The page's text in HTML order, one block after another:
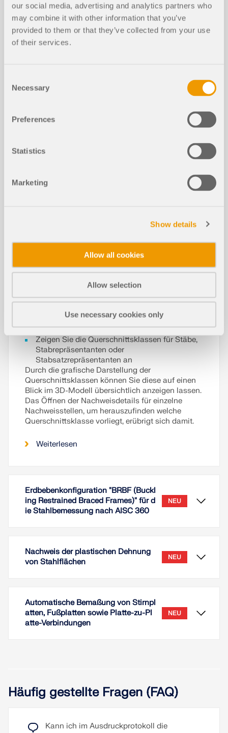
our social media, advertising and analytics partners who
may combine it with other information that you’ve
provided to them or that they’ve collected from your use
of their services.
Selection
Necessary
Preferences
Statistics
Marketing
Show details
Allow all cookies
Allow selection
Use necessary cookies only
Die Querschnittsklasse lässt sich als grafische
Dieses Feature ist für alle Bemessungsnormen der
Die Querschnittsklassifizierung erfolgt im Rahmen
hinweg variieren. Außerdem ist die
Querschnittsklasse abhängig von den
Dank verschiedener Darstellungsoptionen, können
Sie die grafische Ergebnisdarstellung der
Wählen Sie zwischen verschiedenen
Darstellungsarten ('Zweifarbig', 'Mit Diagramm',
'Ohne Diagramm', 'Querschnitt farbig')
als Umhüllende für alle Lastkombinationen oder
einzeln für eine ausgewählte Lastkombination
dar
Zeigen Sie die Querschnittsklassen für Stäbe,
Stabrepräsentanten oder
Stabsatzrepräsentanten an
Durch die grafische Darstellung der
Querschnittsklassen können Sie diese auf einen
Blick im 3D-Modell übersichtlich anzeigen lassen.
Das Öffnen der Nachweisdetails für einzelne
Nachweisstellen, um herauszufinden welche
Querschnittsklasse vorliegt, erübrigt sich damit.
Weiterlesen
Erdbebenkonfiguration "BRBF (Buckl
ing Restrained Braced Frames)" für d
ie Stahlbemessung nach AISC 360
NEU
nach AISC 360 die Erdbebenkonfiguration 'BRBF
(Buckling Restrained Braced Frames)' zur
Für diese Erdbebenkonfiguration können
Nachweis der plastischen Dehnung
von Stahlflächen
NEU
Sie den Nachweis der plastischen Dehnung von
Automatische Bemaßung von Stirnpl
atten, Fußplatten sowie Platte-zu-Pl
atte-Verbindungen
NEU
Häufig gestellte Fragen (FAQ)
Kann ich im Ausdruckprotokoll die